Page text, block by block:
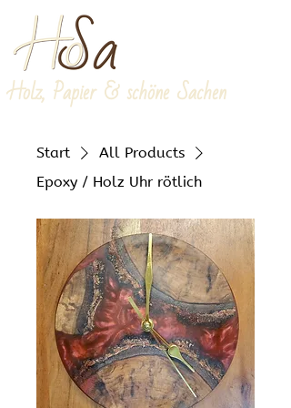
Holz, Papier & schöne Sachen
Start
All Products
Epoxy / Holz Uhr rötlich